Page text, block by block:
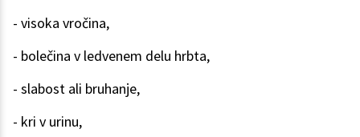
- visoka vročina,
- bolečina v ledvenem delu hrbta,
- slabost ali bruhanje,
- kri v urinu,